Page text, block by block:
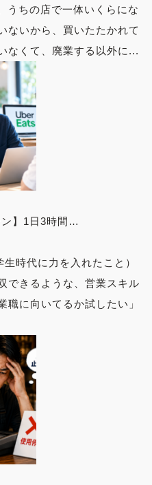
うちの店で一体いくらにな
ないから、買いたたかれて
なくて、廃業する以外に...
ン】1日3時間…
時代に力を入れたこと）
できるような、営業スキル
職に向いてるか試したい」